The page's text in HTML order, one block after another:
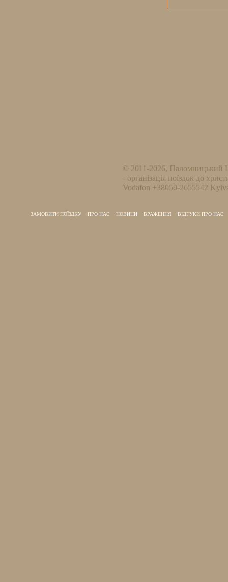
© 2011-2026, Паломницький
- організація поїздок до
Vodafon +38050-2655542
ЗАМОВИТИ ПОЇЗДКУ ПРО НАС НОВИНИ ВРАЖЕННЯ ВІДГУКИ ПРО НАС